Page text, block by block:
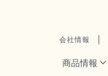
会社情報
商品情報